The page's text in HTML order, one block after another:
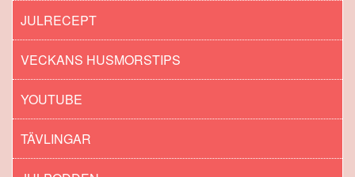
JULRECEPT
VECKANS HUSMORSTIPS
YOUTUBE
TÄVLINGAR